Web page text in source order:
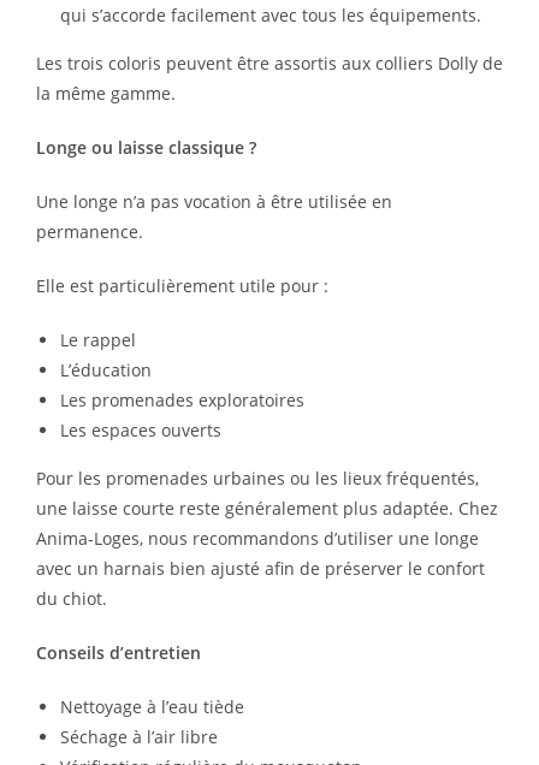
qui s’accorde facilement avec tous les équipements.
Les trois coloris peuvent être assortis aux colliers Dolly de
la même gamme.
Longe ou laisse classique ?
Une longe n’a pas vocation à être utilisée en
permanence.
Elle est particulièrement utile pour :
Le rappel
L’éducation
Les promenades exploratoires
Les espaces ouverts
Pour les promenades urbaines ou les lieux fréquentés,
une laisse courte reste généralement plus adaptée. Chez
Anima-Loges, nous recommandons d’utiliser une longe
avec un harnais bien ajusté afin de préserver le confort
du chiot.
Conseils d’entretien
Nettoyage à l’eau tiède
Séchage à l’air libre